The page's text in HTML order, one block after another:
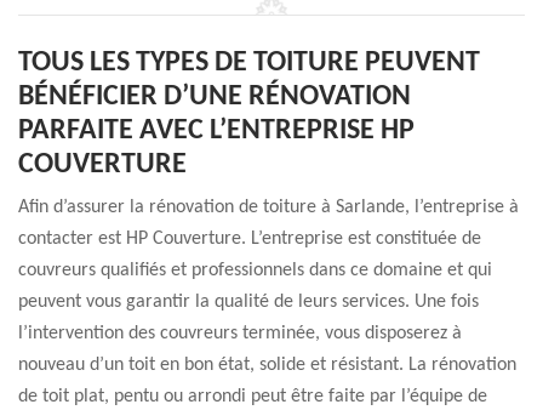
TOUS LES TYPES DE TOITURE PEUVENT
BÉNÉFICIER D’UNE RÉNOVATION
PARFAITE AVEC L’ENTREPRISE HP
COUVERTURE
Afin d’assurer la rénovation de toiture à Sarlande, l’entreprise à
contacter est HP Couverture. L’entreprise est constituée de
couvreurs qualifiés et professionnels dans ce domaine et qui
peuvent vous garantir la qualité de leurs services. Une fois
l’intervention des couvreurs terminée, vous disposerez à
nouveau d’un toit en bon état, solide et résistant. La rénovation
de toit plat, pentu ou arrondi peut être faite par l’équipe de